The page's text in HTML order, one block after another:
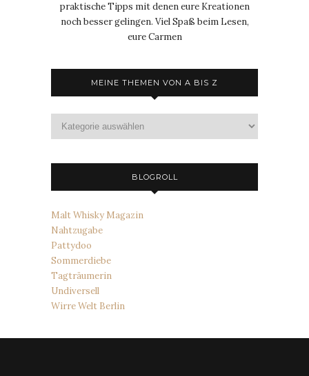
praktische Tipps mit denen eure Kreationen
noch besser gelingen. Viel Spaß beim Lesen,
eure Carmen
MEINE THEMEN VON A BIS Z
Themen
BLOGROLL
Malt Whisky Magazin
Nahtzugabe
Pattydoo
Sommerdiebe
Tagträumerin
Undiversell
Wirre Welt Berlin